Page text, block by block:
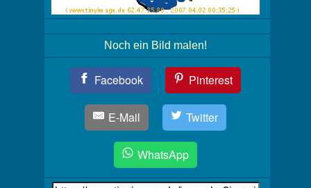
Noch ein Bild malen!
Facebook Pinterest
E-Mail Twitter
WhatsApp